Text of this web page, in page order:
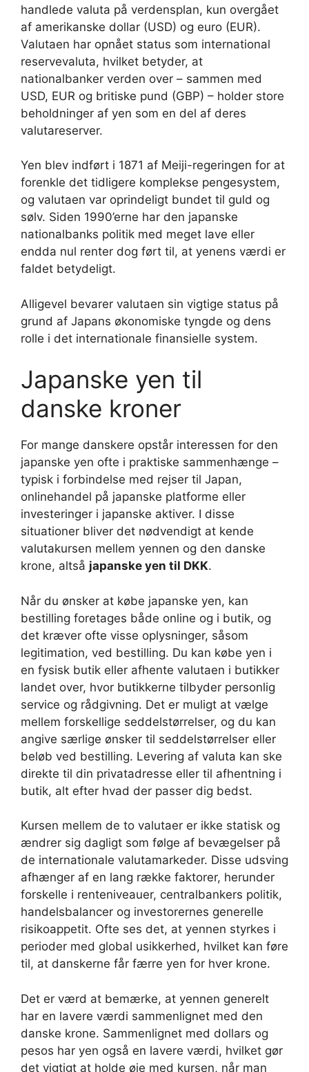
handlede valuta på verdensplan, kun overgået
af amerikanske dollar (USD) og euro (EUR).
Valutaen har opnået status som international
reservevaluta, hvilket betyder, at
nationalbanker verden over – sammen med
USD, EUR og britiske pund (GBP) – holder store
beholdninger af yen som en del af deres
valutareserver.
Yen blev indført i 1871 af Meiji-regeringen for at
forenkle det tidligere komplekse pengesystem,
og valutaen var oprindeligt bundet til guld og
sølv. Siden 1990’erne har den japanske
nationalbanks politik med meget lave eller
endda nul renter dog ført til, at yenens værdi er
faldet betydeligt.
Alligevel bevarer valutaen sin vigtige status på
grund af Japans økonomiske tyngde og dens
rolle i det internationale finansielle system.
Japanske yen til
danske kroner
For mange danskere opstår interessen for den
japanske yen ofte i praktiske sammenhænge –
typisk i forbindelse med rejser til Japan,
onlinehandel på japanske platforme eller
investeringer i japanske aktiver. I disse
situationer bliver det nødvendigt at kende
valutakursen mellem yennen og den danske
krone, altså japanske yen til DKK.
Når du ønsker at købe japanske yen, kan
bestilling foretages både online og i butik, og
det kræver ofte visse oplysninger, såsom
legitimation, ved bestilling. Du kan købe yen i
en fysisk butik eller afhente valutaen i butikker
landet over, hvor butikkerne tilbyder personlig
service og rådgivning. Det er muligt at vælge
mellem forskellige seddelstørrelser, og du kan
angive særlige ønsker til seddelstørrelser eller
beløb ved bestilling. Levering af valuta kan ske
direkte til din privatadresse eller til afhentning i
butik, alt efter hvad der passer dig bedst.
Kursen mellem de to valutaer er ikke statisk og
ændrer sig dagligt som følge af bevægelser på
de internationale valutamarkeder. Disse udsving
afhænger af en lang række faktorer, herunder
forskelle i renteniveauer, centralbankers politik,
handelsbalancer og investorernes generelle
risikoappetit. Ofte ses det, at yennen styrkes i
perioder med global usikkerhed, hvilket kan føre
til, at danskerne får færre yen for hver krone.
Det er værd at bemærke, at yennen generelt
har en lavere værdi sammenlignet med den
danske krone. Sammenlignet med dollars og
pesos har yen også en lavere værdi, hvilket gør
det vigtigt at holde øje med kursen, når man